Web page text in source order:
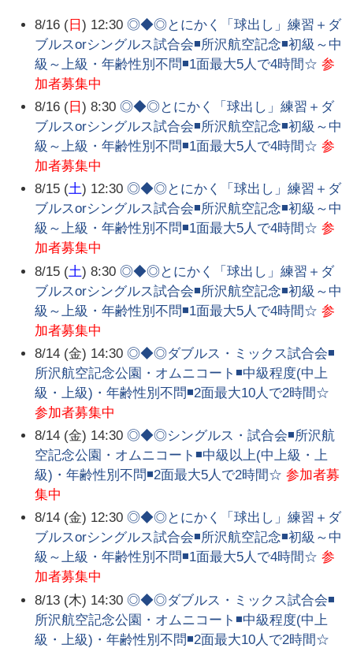
8/16 ( 日) 12:30 ◎◆◎とにかく「球出し」練習＋ダ
ブルスorシングルス試合会◾所沢航空記念◾初級～中
級～上級・年齢性別不問◾1面最大5人で4時間☆ 参
加者募集中
8/16 ( 日) 8:30 ◎◆◎とにかく「球出し」練習＋ダ
ブルスorシングルス試合会◾所沢航空記念◾初級～中
級～上級・年齢性別不問◾1面最大5人で4時間☆ 参
加者募集中
8/15 (土) 12:30 ◎◆◎とにかく「球出し」練習＋ダ
ブルスorシングルス試合会◾所沢航空記念◾初級～中
級～上級・年齢性別不問◾1面最大5人で4時間☆ 参
加者募集中
8/15 (土) 8:30 ◎◆◎とにかく「球出し」練習＋ダ
ブルスorシングルス試合会◾所沢航空記念◾初級～中
級～上級・年齢性別不問◾1面最大5人で4時間☆ 参
加者募集中
8/14 (金) 14:30 ◎◆◎ダブルス・ミックス試合会◾
所沢航空記念公園・オムニコート◾中級程度(中上
級・上級)・年齢性別不問◾2面最大10人で2時間☆
参加者募集中
8/14 (金) 14:30 ◎◆◎シングルス・試合会◾所沢航
空記念公園・オムニコート◾中級以上(中上級・上
級)・年齢性別不問◾2面最大5人で2時間☆ 参加者募
集中
8/14 (金) 12:30 ◎◆◎とにかく「球出し」練習＋ダ
ブルスorシングルス試合会◾所沢航空記念◾初級～中
級～上級・年齢性別不問◾1面最大5人で4時間☆ 参
加者募集中
8/13 (木) 14:30 ◎◆◎ダブルス・ミックス試合会◾
所沢航空記念公園・オムニコート◾中級程度(中上
級・上級)・年齢性別不問◾2面最大10人で2時間☆